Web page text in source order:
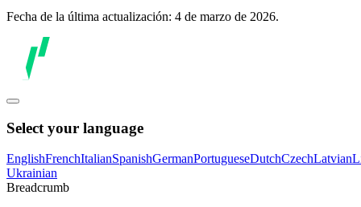
Fecha de la última actualización: 4 de marzo de 2026.
Select your language
EnglishFrenchItalianSpanishGermanPortugueseDutchCzechLatvian
Ukrainian
Breadcrumb